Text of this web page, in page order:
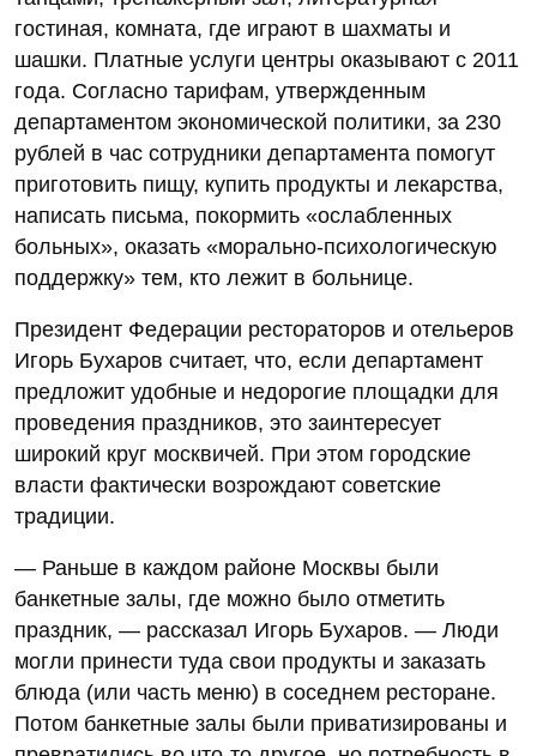
гостиная, комната, где играют в шахматы и
шашки. Платные услуги центры оказывают с 2011
года. Согласно тарифам, утвержденным
департаментом экономической политики, за 230
рублей в час сотрудники департамента помогут
приготовить пищу, купить продукты и лекарства,
написать письма, покормить «ослабленных
больных», оказать «морально-психологическую
поддержку» тем, кто лежит в больнице.
Президент Федерации рестораторов и отельеров
Игорь Бухаров считает, что, если департамент
предложит удобные и недорогие площадки для
проведения праздников, это заинтересует
широкий круг москвичей. При этом городские
власти фактически возрождают советские
традиции.
— Раньше в каждом районе Москвы были
банкетные залы, где можно было отметить
праздник, — рассказал Игорь Бухаров. — Люди
могли принести туда свои продукты и заказать
блюда (или часть меню) в соседнем ресторане.
Потом банкетные залы были приватизированы и